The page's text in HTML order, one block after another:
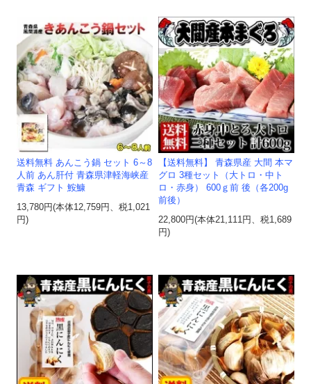
送料無料 あんこう鍋 セット 6～8
人前 あん肝付 青森県津軽海峡産
青森 ギフト 鮟鱇
13,780円(本体12,759円、税1,021
円)
【送料無料】 青森県産 大間 本マ
グロ 3種セット（大トロ・中ト
ロ・赤身） 600ｇ前 後（各200g
前後）
22,800円(本体21,111円、税1,689
円)